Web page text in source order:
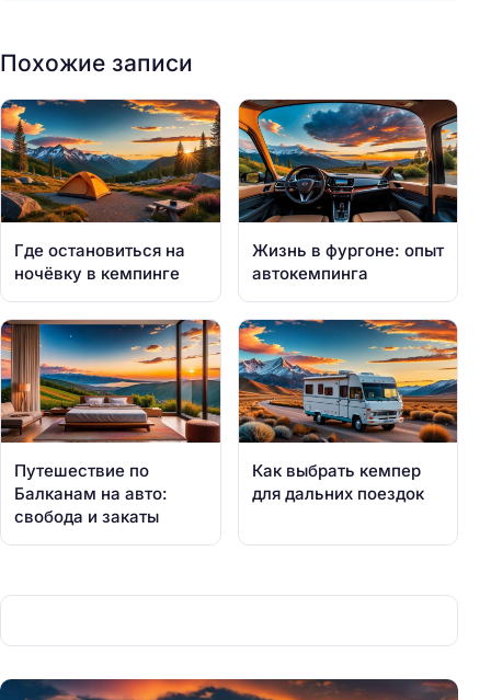
Похожие записи
Где остановиться на
ночёвку в кемпинге
Жизнь в фургоне: опыт
автокемпинга
Путешествие по
Балканам на авто:
свобода и закаты
Как выбрать кемпер
для дальних поездок